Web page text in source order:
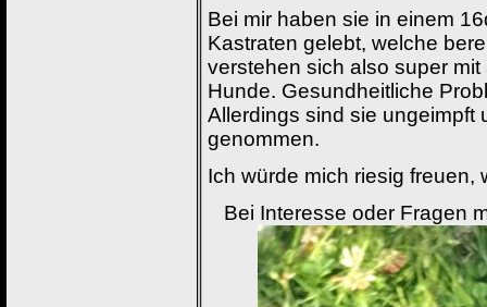
Bei mir haben sie in einem
Kastraten gelebt, welche
verstehen sich also super
Hunde. Gesundheitliche
Allerdings sind sie ungeimpft
genommen.
Ich würde mich riesig
Bei Interesse oder Fragen